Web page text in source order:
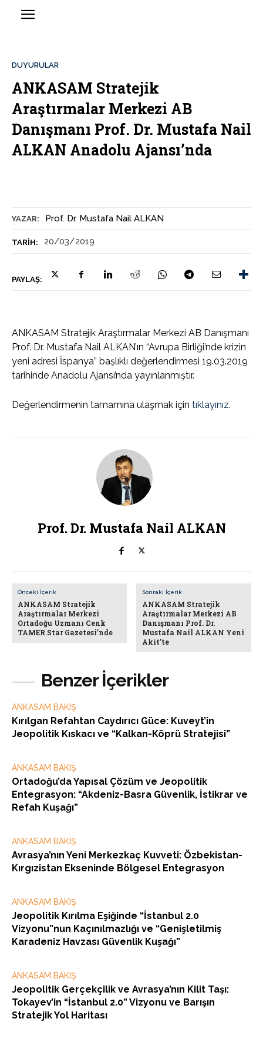
YAZAR: Prof. Dr. Mustafa Nail ALKAN
TARIH: 20/03/2019
PAYLAŞ:
DUYURULAR
ANKASAM Stratejik
Araştırmalar Merkezi AB
Danışmanı Prof. Dr. Mustafa Nail
ALKAN Anadolu Ajansı’nda
Benzer İçerikler
ANKASAM BAKIŞ
Kırılgan Refahtan Caydırıcı Güce: Kuveyt’in
Jeopolitik Kıskacı ve “Kalkan-Köprü Stratejisi”
ANKASAM BAKIŞ
Ortadoğu’da Yapısal Çözüm ve Jeopolitik
Entegrasyon: “Akdeniz-Basra Güvenlik, İstikrar ve
Refah Kuşağı”
ANKASAM BAKIŞ
Avrasya’nın Yeni Merkezkaç Kuvveti: Özbekistan-
Kırgızistan Ekseninde Bölgesel Entegrasyon
ANKASAM BAKIŞ
Jeopolitik Kırılma Eşiğinde “İstanbul 2.0
Vizyonu”nun Kaçınılmazlığı ve “Genişletilmiş
Karadeniz Havzası Güvenlik Kuşağı”
ANKASAM BAKIŞ
Jeopolitik Gerçekçilik ve Avrasya’nın Kilit Taşı:
Tokayev’in “İstanbul 2.0” Vizyonu ve Barışın
Stratejik Yol Haritası
ANKASAM Stratejik Araştırmalar Merkezi AB Danışmanı
Prof. Dr. Mustafa Nail ALKAN’ın “Avrupa Birliği’nde krizin
yeni adresi İspanya” başlıklı değerlendirmesi 19.03.2019
tarihinde Anadolu Ajansı’nda yayınlanmıştır.
Değerlendirmenin tamamına ulaşmak için tıklayınız.
Prof. Dr. Mustafa Nail ALKAN
Önceki İçerik
ANKASAM Stratejik
Araştırmalar Merkezi
Ortadoğu Uzmanı Cenk
TAMER Star Gazetesi’nde
Sonraki İçerik
ANKASAM Stratejik
Araştırmalar Merkezi AB
Danışmanı Prof. Dr.
Mustafa Nail ALKAN Yeni
Akit’te